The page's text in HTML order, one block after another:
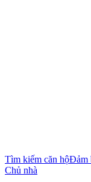
Tìm kiếm căn hộĐảm
Chủ nhà